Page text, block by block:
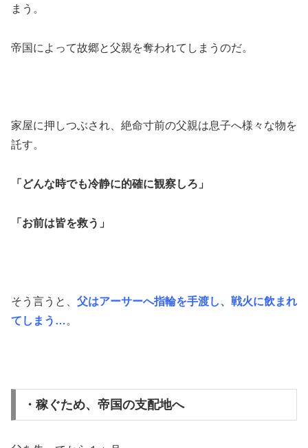
まう。
帝国によって故郷と父親を奪われてしまうのだ。
家屋に押しつぶされ、絶命寸前の父親は息子へ様々な物を
託す。
「どんな時でも冷静に的確に観察しろ」
「お前は皆を救う」
そう言うと、 父はアーサーへ指輪を手渡し、戦火に飲まれ
てしまう…。
・稼ぐため、帝国の支配地へ